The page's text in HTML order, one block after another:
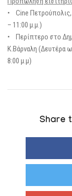
• Cine
– 11:00 μ.μ.)
• Περίπτερο στο
Κ.Βάρναλη (Δευτέρα
8:00 μ.μ)
Share